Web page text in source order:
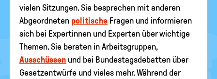
vielen Sitzungen. Sie besprechen mit anderen
Abgeordneten politische Fragen und informieren
sich bei Expertinnen und Experten über wichtige
Themen. Sie beraten in Arbeitsgruppen,
Ausschüssen und bei Bundestagsdebatten über
Gesetzentwürfe und vieles mehr. Während der